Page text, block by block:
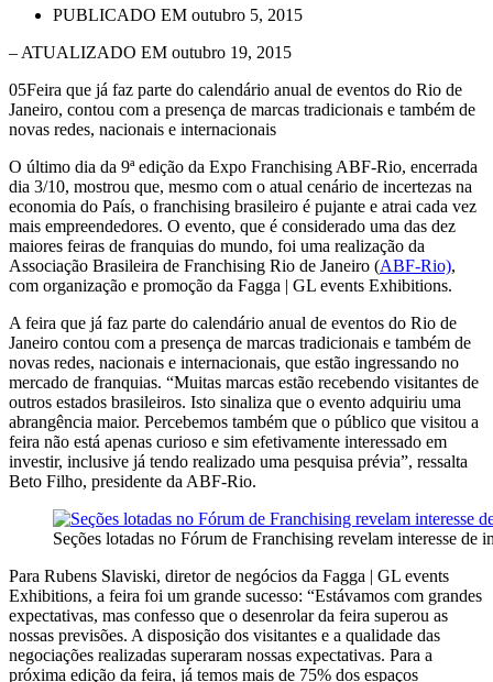
PUBLICADO EM outubro 5, 2015
– ATUALIZADO EM outubro 19, 2015
05Feira que já faz parte do calendário anual de eventos do Rio de
Janeiro, contou com a presença de marcas tradicionais e também de
novas redes, nacionais e internacionais
O último dia da 9ª edição da Expo Franchising ABF-Rio, encerrada
dia 3/10, mostrou que, mesmo com o atual cenário de incertezas na
economia do País, o franchising brasileiro é pujante e atrai cada vez
mais empreendedores. O evento, que é considerado uma das dez
maiores feiras de franquias do mundo, foi uma realização da
Associação Brasileira de Franchising Rio de Janeiro (ABF-Rio),
com organização e promoção da Fagga | GL events Exhibitions.
A feira que já faz parte do calendário anual de eventos do Rio de
Janeiro contou com a presença de marcas tradicionais e também de
novas redes, nacionais e internacionais, que estão ingressando no
mercado de franquias. “Muitas marcas estão recebendo visitantes de
outros estados brasileiros. Isto sinaliza que o evento adquiriu uma
abrangência maior. Percebemos também que o público que visitou a
feira não está apenas curioso e sim efetivamente interessado em
investir, inclusive já tendo realizado uma pesquisa prévia”, ressalta
Beto Filho, presidente da ABF-Rio.
Seções lotadas no Fórum de Franchising revelam interesse de
Para Rubens Slaviski, diretor de negócios da Fagga | GL events
Exhibitions, a feira foi um grande sucesso: “Estávamos com grandes
expectativas, mas confesso que o desenrolar da feira superou as
nossas previsões. A disposição dos visitantes e a qualidade das
negociações realizadas superaram nossas expectativas. Para a
próxima edição da feira, já temos mais de 75% dos espaços